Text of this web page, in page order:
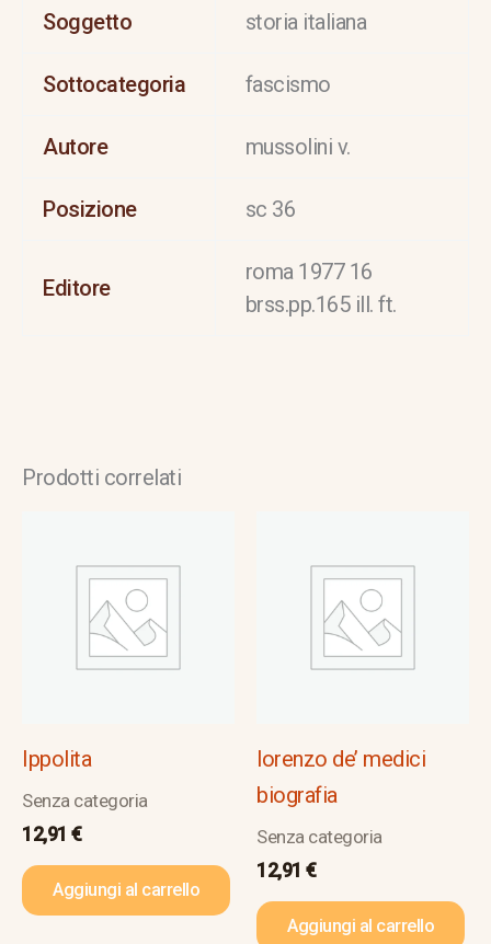
Soggetto storia italiana
Sottocategoria fascismo
Autore mussolini v.
Posizione sc 36
Editore
roma 1977 16
brss.pp.165 ill. ft.
Prodotti correlati
Ippolita
Senza categoria
12,91 €
Aggiungi al carrello
lorenzo de’ medici
biografia
Senza categoria
12,91 €
Aggiungi al carrello